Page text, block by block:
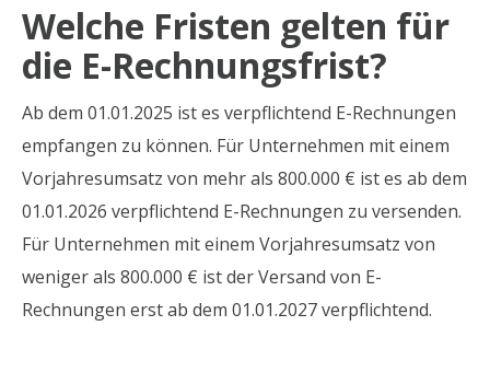
Welche Fristen gelten für
die E-Rechnungsfrist?
Ab dem 01.01.2025 ist es verpflichtend E-Rechnungen
empfangen zu können. Für Unternehmen mit einem
Vorjahresumsatz von mehr als 800.000 € ist es ab dem
01.01.2026 verpflichtend E-Rechnungen zu versenden.
Für Unternehmen mit einem Vorjahresumsatz von
weniger als 800.000 € ist der Versand von E-
Rechnungen erst ab dem 01.01.2027 verpflichtend.